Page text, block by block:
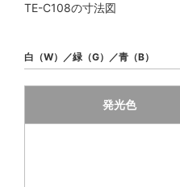
TE-C108の寸法図
白（W）／緑（G）／青（B）
発光色